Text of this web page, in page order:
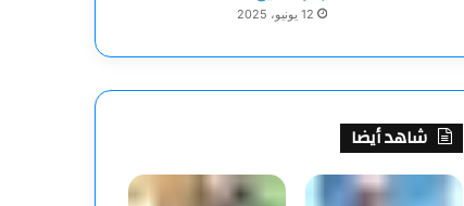
12 يونيو، 2025
شاهد أيضا